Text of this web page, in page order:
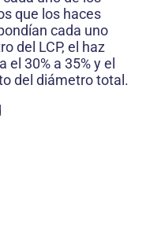
que los haces
cada uno
del LCP, el haz
30% a 35% y el
del diámetro total.